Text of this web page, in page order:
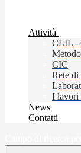
Attività
CLIL -
CIC
Rete di
I lavori
News
Contatti